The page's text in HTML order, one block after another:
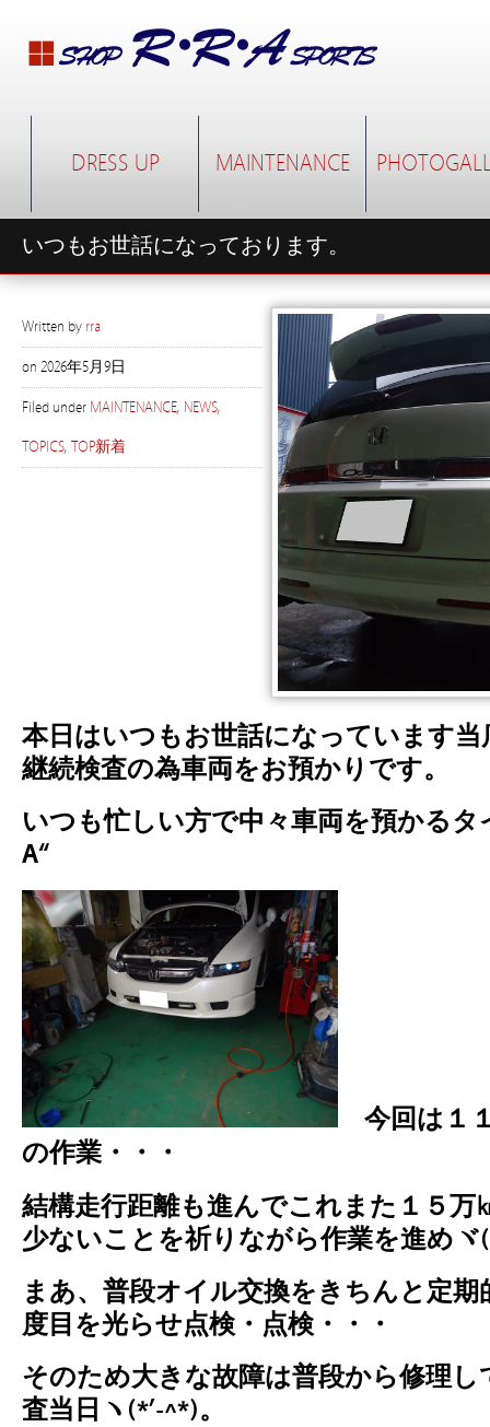
DRESS UP MAINTENANCE
いつもお世話になっております。
Written by rra
on 2026年5月9日
Filed under MAINTENANCE, NEWS,
TOPICS, TOP新着
本日はいつもお世話になっています
継続検査の為車両をお預かりです。
いつも忙しい方で中々車両を預かる
A“
今回は１
の作業・・・
結構走行距離も進んでこれまた１５万
少ないことを祈りながら作業を進め
まあ、普段オイル交換をきちんと定
度目を光らせ点検・点検・・・
そのため大きな故障は普段から修理
査当日ヽ(*’-^*)。